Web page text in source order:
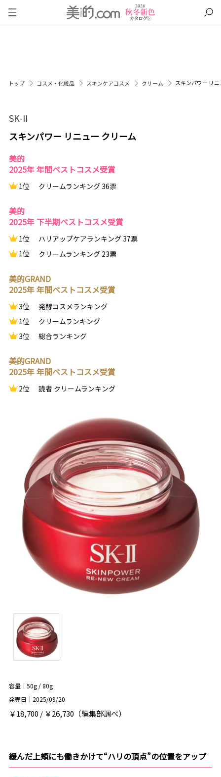
トップ コスメ・化粧品 スキンケアコスメ クリーム スキンパワー リ
SK-II
スキンパワー リニュー クリーム
美的
2025年 年間ベストコスメ受賞
1位 クリームランキング 36票
美的
2025年 下半期ベストコスメ受賞
1位
ハリアップケアランキング 37票
1位
クリームランキング 23票
美的GRAND
2025年 年間ベストコスメ受賞
3位
発酵コスメランキング
1位
クリームランキング
3位
総合ランキング
美的GRAND
2025年 年間ベストコスメ受賞
2位 読者 クリームランキング
容量｜50g / 80g
発売日｜2025/09/20
￥18,700 / ￥26,730（編集部調べ）
緩んだ上頰にも働きかけて“ハリの頂点”の位置をアップ